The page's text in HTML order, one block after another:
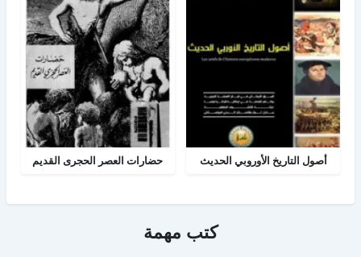
أصول التاريخ الأوروبي الحديث حضارات العصر الحجرى القديم
كتب مهمة